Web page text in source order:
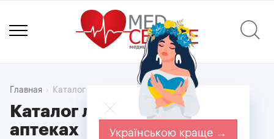
Главная Каталог товаров
Каталог ліків з цінами в
аптеках
Українською краще →